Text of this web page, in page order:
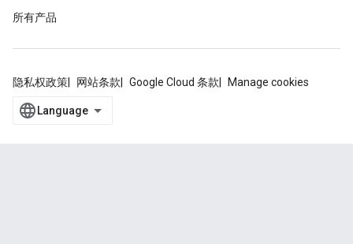
所有产品
隐私权政策 网站条款 Google Cloud 条款 Manage cookies